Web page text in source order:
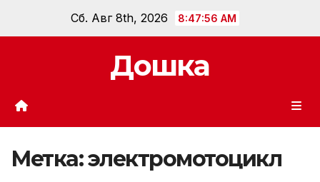
Сб. Авг 8th, 2026 8:47:57 AM
Дошка
Метка:электромотоцикл